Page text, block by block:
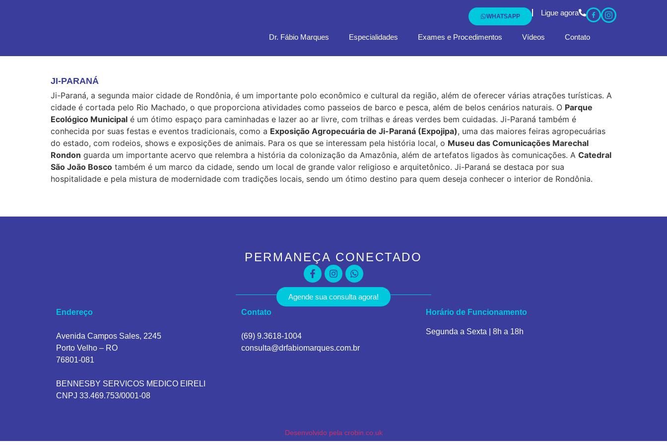
WHATSAPP Ligue agora
Dr. Fábio Marques Especialidades Exames e Procedimentos Vídeos Contato
JI-PARANÁ
Ji-Paraná, a segunda maior cidade de Rondônia, é um importante polo econômico e cultural da região, além de oferecer várias atrações turísticas. A
cidade é cortada pelo Rio Machado, o que proporciona atividades como passeios de barco e pesca, além de belos cenários naturais. O Parque
Ecológico Municipal é um ótimo espaço para caminhadas e lazer ao ar livre, com trilhas e áreas verdes bem cuidadas. Ji-Paraná também é
conhecida por suas festas e eventos tradicionais, como a Exposição Agropecuária de Ji-Paraná (Expojipa), uma das maiores feiras agropecuárias
do estado, com rodeios, shows e exposições de animais. Para os que se interessam pela história local, o Museu das Comunicações Marechal
Rondon guarda um importante acervo que relembra a história da colonização da Amazônia, além de artefatos ligados às comunicações. A Catedral
São João Bosco também é um marco da cidade, sendo um local de grande valor religioso e arquitetônico. Ji-Paraná se destaca por sua
hospitalidade e pela mistura de modernidade com tradições locais, sendo um ótimo destino para quem deseja conhecer o interior de Rondônia.
PERMANEÇA CONECTADO
Agende sua consulta agora!
Endereço
Avenida Campos Sales, 2245
Porto Velho – RO
76801-081
BENNESBY SERVICOS MEDICO EIRELI
CNPJ 33.469.753/0001-08
Contato
(69) 9.3618-1004
consulta@drfabiomarques.com.br
Horário de Funcionamento
Segunda a Sexta | 8h a 18h
Desenvolvido pela crobin.co.uk